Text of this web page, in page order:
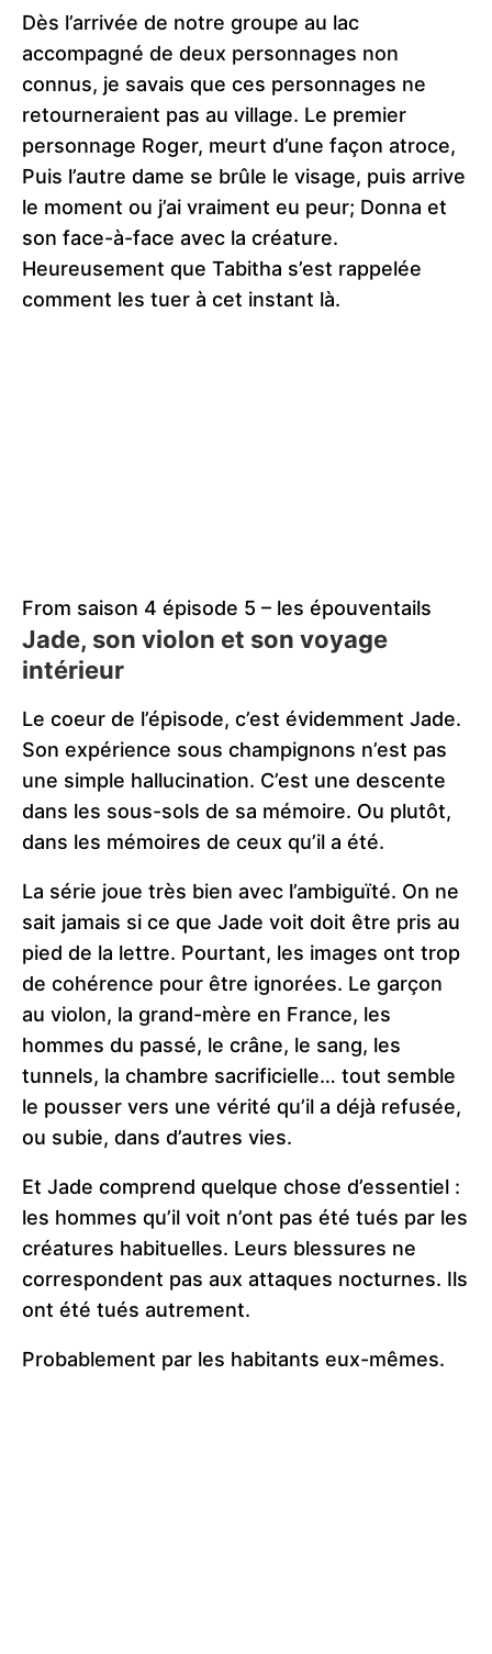
Dès l’arrivée de notre groupe au lac
accompagné de deux personnages non
connus, je savais que ces personnages ne
retourneraient pas au village. Le premier
personnage Roger, meurt d’une façon atroce,
Puis l’autre dame se brûle le visage, puis arrive
le moment ou j’ai vraiment eu peur; Donna et
son face-à-face avec la créature.
Heureusement que Tabitha s’est rappelée
comment les tuer à cet instant là.
From saison 4 épisode 5 – les épouventails
Jade, son violon et son voyage
intérieur
Le coeur de l’épisode, c’est évidemment Jade.
Son expérience sous champignons n’est pas
une simple hallucination. C’est une descente
dans les sous-sols de sa mémoire. Ou plutôt,
dans les mémoires de ceux qu’il a été.
La série joue très bien avec l’ambiguïté. On ne
sait jamais si ce que Jade voit doit être pris au
pied de la lettre. Pourtant, les images ont trop
de cohérence pour être ignorées. Le garçon
au violon, la grand-mère en France, les
hommes du passé, le crâne, le sang, les
tunnels, la chambre sacrificielle… tout semble
le pousser vers une vérité qu’il a déjà refusée,
ou subie, dans d’autres vies.
Et Jade comprend quelque chose d’essentiel :
les hommes qu’il voit n’ont pas été tués par les
créatures habituelles. Leurs blessures ne
correspondent pas aux attaques nocturnes. Ils
ont été tués autrement.
Probablement par les habitants eux-mêmes.